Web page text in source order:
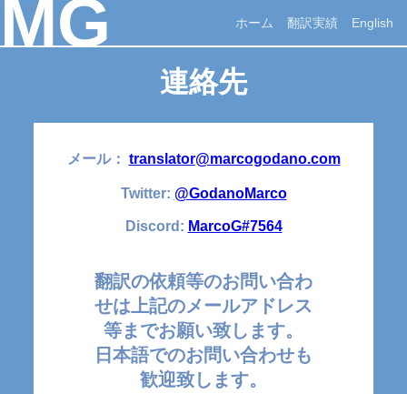
MG ホーム 翻訳実績 English
連絡先
メール： translator@marcogodano.com
Twitter: @GodanoMarco
Discord: MarcoG#7564
翻訳の依頼等のお問い合わ
せは上記のメールアドレス
等までお願い致します。
日本語でのお問い合わせも
歓迎致します。